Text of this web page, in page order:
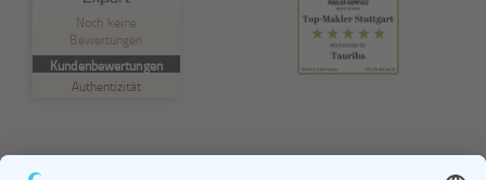
Noch keine
Bewertungen
Kundenbewertungen
Authentizität
MANGELHAFT